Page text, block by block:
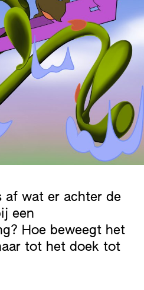
af wat er achter de
een
Hoe beweegt het
tot het doek tot